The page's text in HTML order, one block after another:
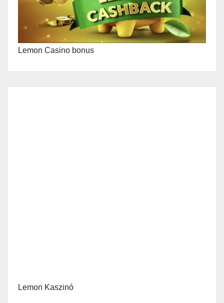
Lemon Casino bonus
Lemon Kaszinó